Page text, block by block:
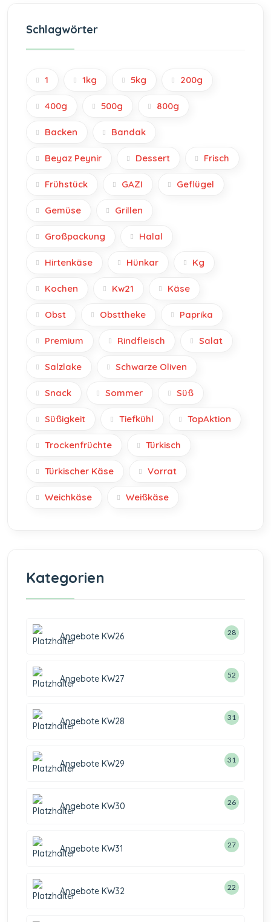
Schlagwörter
1 1kg 5kg 200g
400g 500g 800g
Backen Bandak
Beyaz Peynir Dessert Frisch
Frühstück GAZI Geflügel
Gemüse Grillen
Großpackung Halal
Hirtenkäse Hünkar Kg
Kochen Kw21 Käse
Obst Obsttheke Paprika
Premium Rindfleisch Salat
Salzlake Schwarze Oliven
Snack Sommer Süß
Süßigkeit Tiefkühl TopAktion
Trockenfrüchte Türkisch
Türkischer Käse Vorrat
Weichkäse Weißkäse
Kategorien
Angebote KW26 28
Angebote KW27 52
Angebote KW28 31
Angebote KW29 31
Angebote KW30 26
Angebote KW31 27
Angebote KW32 22